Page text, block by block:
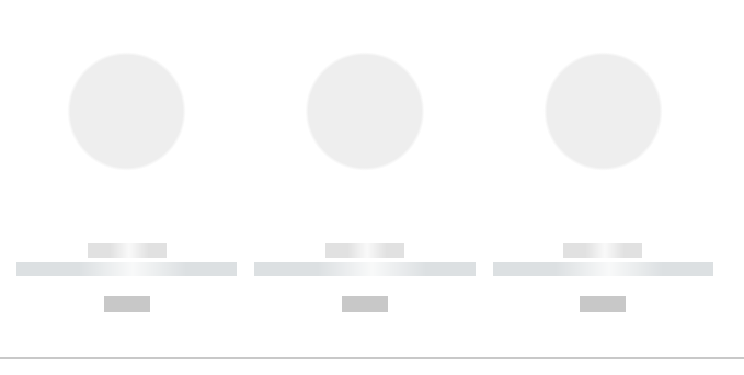
------------
----------- ----------- ----------
------------
----------- ----------- ----------
------------
----------- ----------- ----------